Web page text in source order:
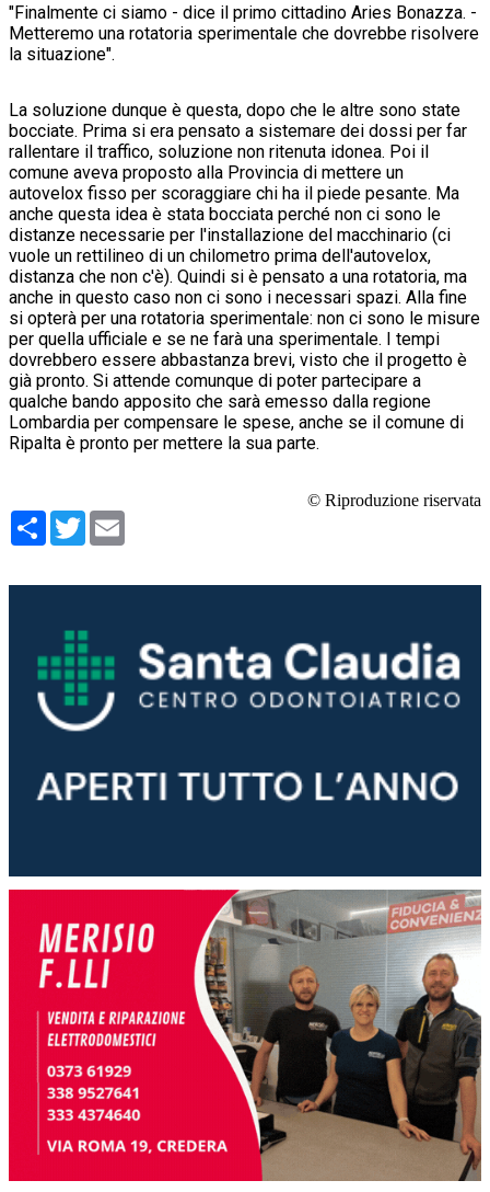
"Finalmente ci siamo - dice il primo cittadino Aries Bonazza. -
Metteremo una rotatoria sperimentale che dovrebbe risolvere
la situazione".
La soluzione dunque è questa, dopo che le altre sono state
bocciate. Prima si era pensato a sistemare dei dossi per far
rallentare il traffico, soluzione non ritenuta idonea. Poi il
comune aveva proposto alla Provincia di mettere un
autovelox fisso per scoraggiare chi ha il piede pesante. Ma
anche questa idea è stata bocciata perché non ci sono le
distanze necessarie per l'installazione del macchinario (ci
vuole un rettilineo di un chilometro prima dell'autovelox,
distanza che non c'è). Quindi si è pensato a una rotatoria, ma
anche in questo caso non ci sono i necessari spazi. Alla fine
si opterà per una rotatoria sperimentale: non ci sono le misure
per quella ufficiale e se ne farà una sperimentale. I tempi
dovrebbero essere abbastanza brevi, visto che il progetto è
già pronto. Si attende comunque di poter partecipare a
qualche bando apposito che sarà emesso dalla regione
Lombardia per compensare le spese, anche se il comune di
Ripalta è pronto per mettere la sua parte.
© Riproduzione riservata
Condividi
Twitter